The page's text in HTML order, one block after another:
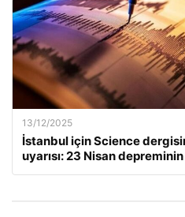
13/12/2025
İstanbul için Science
uyarısı: 23 Nisan